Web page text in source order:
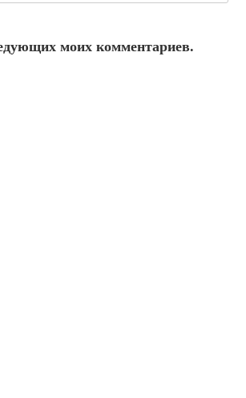
моих комментариев.